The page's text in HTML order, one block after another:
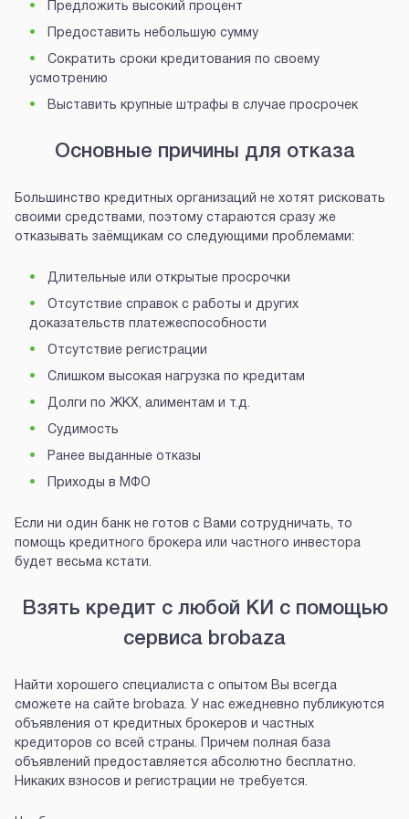
Предложить высокий процент
Предоставить небольшую сумму
Сократить сроки кредитования по своему
усмотрению
Выставить крупные штрафы в случае просрочек
Основные причины для отказа
Большинство кредитных организаций не хотят рисковать
своими средствами, поэтому стараются сразу же
отказывать заёмщикам со следующими проблемами:
Длительные или открытые просрочки
Отсутствие справок с работы и других
доказательств платежеспособности
Отсутствие регистрации
Слишком высокая нагрузка по кредитам
Долги по ЖКХ, алиментам и т.д.
Судимость
Ранее выданные отказы
Приходы в МФО
Если ни один банк не готов с Вами сотрудничать, то
помощь кредитного брокера или частного инвестора
будет весьма кстати.
Взять кредит с любой КИ с помощью
сервиса brobaza
Найти хорошего специалиста с опытом Вы всегда
сможете на сайте brobaza. У нас ежедневно публикуются
объявления от кредитных брокеров и частных
кредиторов со всей страны. Причем полная база
объявлений предоставляется абсолютно бесплатно.
Никаких взносов и регистрации не требуется.